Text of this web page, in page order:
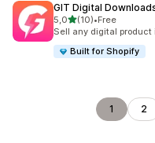
GIT Digital
5,05 yıldız üzerinden
(10)
toplam 10 değerlendirme
•Free
Sell any digital product
Built for Shopify
1 2